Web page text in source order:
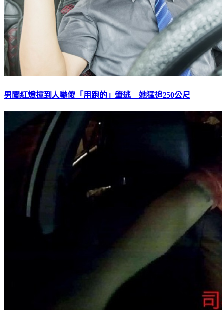
男闖紅燈撞到人嚇傻「用跑的」肇逃 她猛追250公尺